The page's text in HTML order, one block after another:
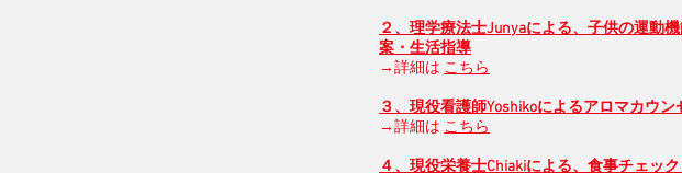
２、理学療法士Junyaによる、子供の運動
案・生活指導
→詳細は こちら
３、現役看護師Yoshikoによるアロマカウン
→詳細は こちら
４、現役栄養士Chiakiによる、食事チェッ